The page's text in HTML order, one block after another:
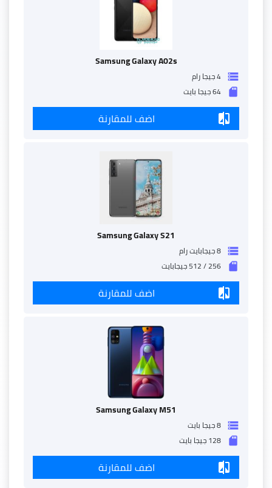
Samsung Galaxy A02s
storage 4 جيجا رام
sd_storage 64 جيجا بايت
compare اضف للمقارنة
Samsung Galaxy S21
storage 8 جيجابايت رام
sd_storage 256 / 512 جيجابايت
compare اضف للمقارنة
Samsung Galaxy M51
storage 8 جيجا بايت
sd_storage 128 جيجا بايت
compare اضف للمقارنة